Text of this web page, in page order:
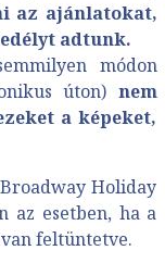
az ajánlatokat,
adtunk.
módon
úton) nem
a képeket,
Holiday
az esetben, ha a
feltüntetve.